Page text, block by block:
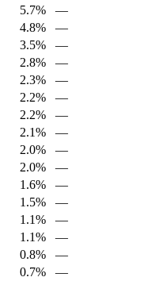
5.7%
—
4.8%
—
3.5%
—
2.8%
—
2.3%
—
2.2%
—
2.2%
—
2.1%
—
2.0%
—
2.0%
—
1.6%
—
1.5%
—
1.1%
—
1.1%
—
0.8%
—
0.7%
—